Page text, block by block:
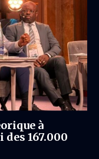
à
167.000